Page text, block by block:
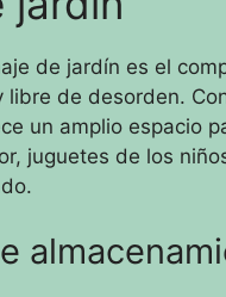
de jardín es el
libre de desorden.
un amplio espacio
juguetes de los